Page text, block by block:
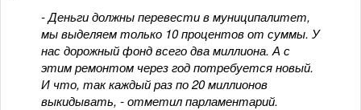
- Деньги должны перевести в муниципалитет,
мы выделяем только 10 процентов от суммы. У
нас дорожный фонд всего два миллиона. А с
этим ремонтом через год потребуется новый.
И что, так каждый раз по 20 миллионов
выкидывать, - отметил парламентарий.